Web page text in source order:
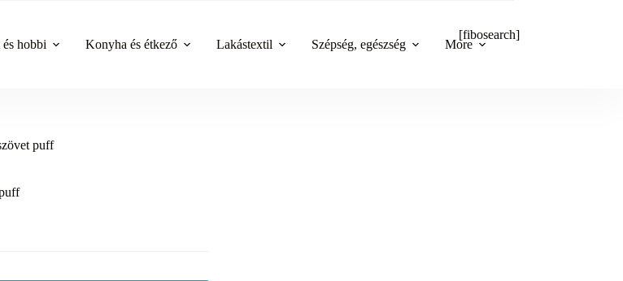
hobbi Konyha és étkező Lakástextil Szépség, egészség More
[fibosearch]
puff